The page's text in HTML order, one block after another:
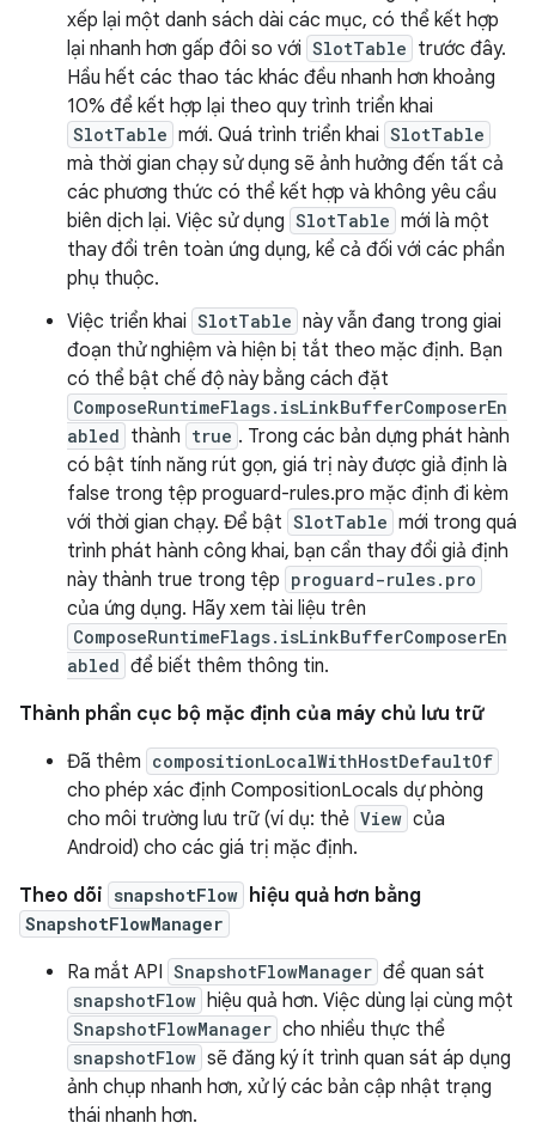
xếp lại một danh sách dài các mục, có thể kết hợp
lại nhanh hơn gấp đôi so với SlotTable trước đây.
Hầu hết các thao tác khác đều nhanh hơn khoảng
10% để kết hợp lại theo quy trình triển khai
SlotTable mới. Quá trình triển khai SlotTable
mà thời gian chạy sử dụng sẽ ảnh hưởng đến tất cả
các phương thức có thể kết hợp và không yêu cầu
biên dịch lại. Việc sử dụng SlotTable mới là một
thay đổi trên toàn ứng dụng, kể cả đối với các phần
phụ thuộc.
Việc triển khai SlotTable này vẫn đang trong giai
đoạn thử nghiệm và hiện bị tắt theo mặc định. Bạn
có thể bật chế độ này bằng cách đặt
ComposeRuntimeFlags.isLinkBufferComposerEn
abled thành true . Trong các bản dựng phát hành
có bật tính năng rút gọn, giá trị này được giả định là
false trong tệp proguard-rules.pro mặc định đi kèm
với thời gian chạy. Để bật SlotTable mới trong quá
trình phát hành công khai, bạn cần thay đổi giả định
này thành true trong tệp proguard-rules.pro
của ứng dụng. Hãy xem tài liệu trên
ComposeRuntimeFlags.isLinkBufferComposerEn
abled để biết thêm thông tin.
Thành phần cục bộ mặc định của máy chủ lưu trữ
Đã thêm compositionLocalWithHostDefaultOf
cho phép xác định CompositionLocals dự phòng
cho môi trường lưu trữ (ví dụ: thẻ View của
Android) cho các giá trị mặc định.
Theo dõi snapshotFlow hiệu quả hơn bằng
SnapshotFlowManager
Ra mắt API SnapshotFlowManager để quan sát
snapshotFlow hiệu quả hơn. Việc dùng lại cùng một
SnapshotFlowManager cho nhiều thực thể
snapshotFlow sẽ đăng ký ít trình quan sát áp dụng
ảnh chụp nhanh hơn, xử lý các bản cập nhật trạng
thái nhanh hơn.